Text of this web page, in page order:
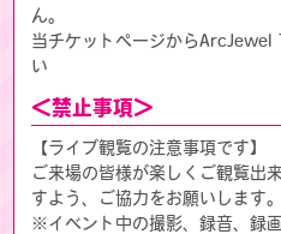
ん。
当チケットページからArcJewel
い
＜禁止事項＞
【ライブ観覧の注意事項です】
ご来場の皆様が楽しくご観覧出
すよう、ご協力をお願いします。
※イベント中の撮影、録音、録画